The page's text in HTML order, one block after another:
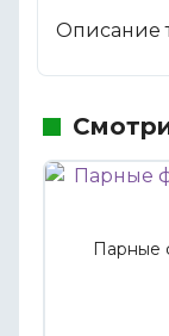
Описание
Парные